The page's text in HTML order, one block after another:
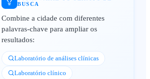
BUSCA
Combine a cidade com diferentes
palavras-chave para ampliar os
resultados:
Laboratório de análises clínicas
Laboratório clínico